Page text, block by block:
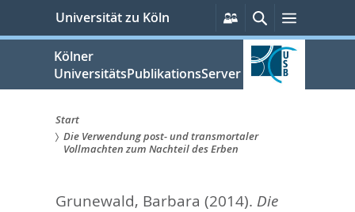
springen
Universität zu Köln
Persönliche
Services
SucheMenü
Kölner
UniversitätsPublikationsServer
Sie
Start
Die Verwendung post- und transmortaler
Vollmachten zum Nachteil des Erben
Grunewald, Barbara (2014). Die